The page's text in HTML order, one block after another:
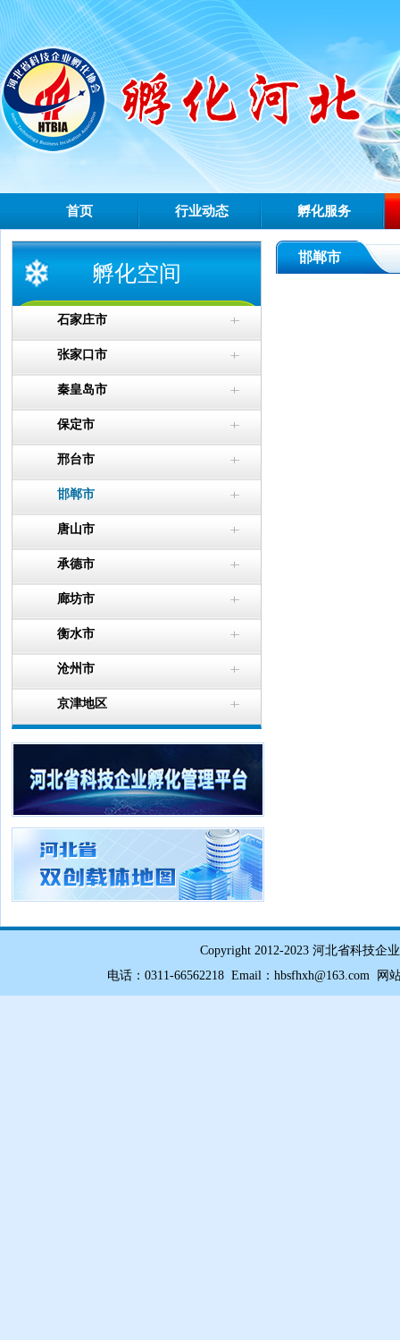
首页 行业动态 孵化服务
孵化空间
石家庄市
张家口市
秦皇岛市
保定市
邢台市
邯郸市
唐山市
承德市
廊坊市
衡水市
沧州市
京津地区
邯郸市
Copyright 2012-2023 河北省科技企
电话：0311-66562218 Email：hbsfhxh@163.com 网